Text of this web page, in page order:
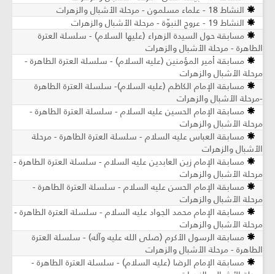
النشاط 18 - علماء مسلمون - مرحلة الأشبال والزهرات
النشاط 19 - عروج النبوّة - مرحلة الأشبال والزهرات
مسابقة حول السيدة الزهراء (عليها السلام) - سلسلة العترة
الطاهرة - مرحلة الأشبال والزهرات
مسابقة أمير المؤمنين (عليه السلام) - سلسلة العترة الطاهرة -
مرحلة الأشبال والزهرات
مسابقة الإمام الكاظم (عليه السلام)- سلسلة العترة الطاهرة
-مرحلة الأشبال والزهرات
مسابقة الإمام الحسين عليه السلام - سلسلة العترة الطاهرة -
مرحلة الأشبال والزهرات
مسابقة العباس عليه السلام - سلسلة العترة الطاهرة - مرحلة
الأشبال والزهرات
مسابقة الإمام زين العابدين عليه السلام - سلسلة العترة الطاهرة -
مرحلة الأشبال والزهرات
مسابقة الإمام الحسن عليه السلام - سلسلة العترة الطاهرة -
مرحلة الأشبال والزهرات
مسابقة الإمام محمد الجواد عليه السلام - سلسلة العترة الطاهرة -
مرحلة الأشبال والزهرات
مسابقة الرسول الأكرم (صلى الله عليه وآله) - سلسلة العترة
الطاهرة - مرحلة الأشبال والزهرات
مسابقة الإمام الرضا (عليه السلام) - سلسلة العترة الطاهرة -